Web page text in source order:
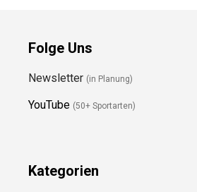
Folge Uns
Newsletter (in Planung)
YouTube (50+ Sportarten)
Kategorien